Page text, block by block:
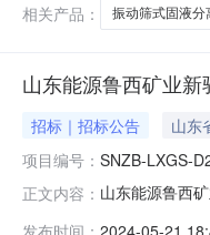
相关产品：
振动筛式固液分
山东能源鲁西矿业
招标｜招标公告 山东
项目编号： SNZB-LXGS-
正文内容： 山东能源鲁西
发布时间： 2024-05-21